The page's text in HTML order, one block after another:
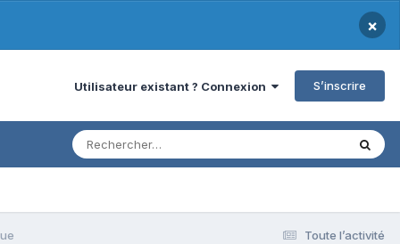
×
Utilisateur existant ? Connexion S’inscrire
Toute l’activité